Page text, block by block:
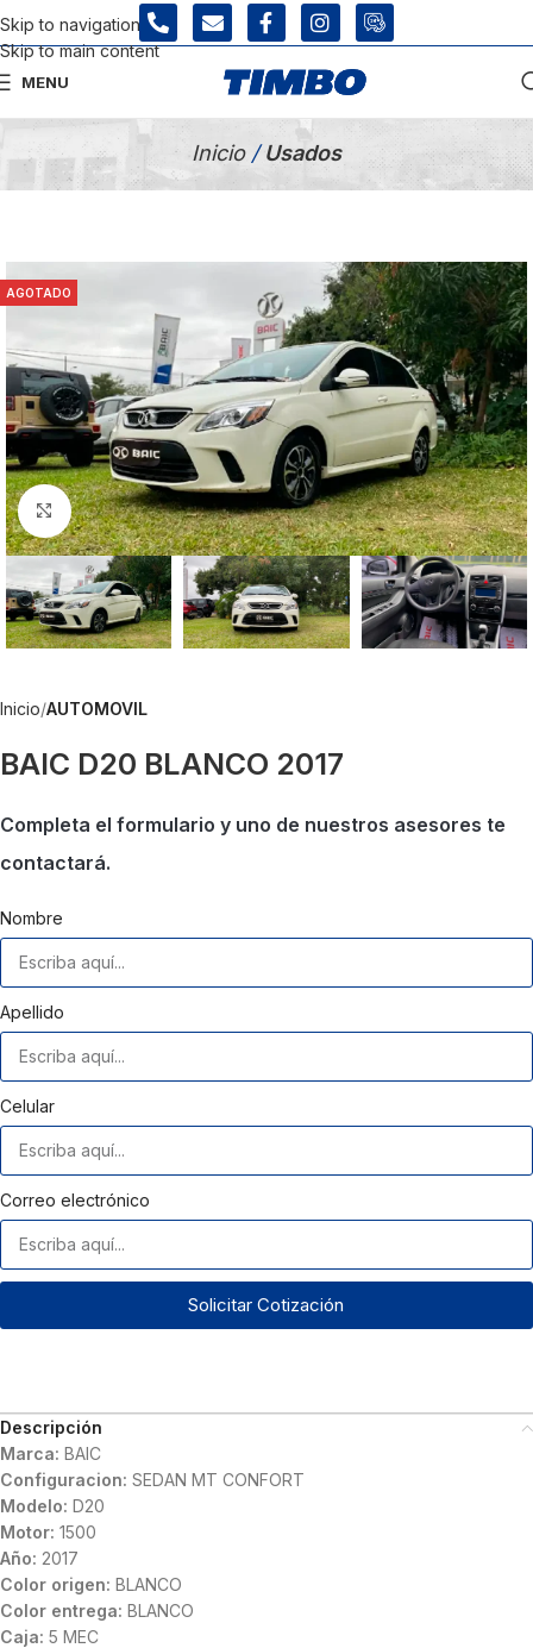
Skip to navigation
Skip to main content
MENU
Tienda Usados
Inicio /Usados
AGOTADO
Click para agrandar
Inicio AUTOMOVIL
BAIC D20 BLANCO 2017
Completa el formulario y uno de nuestros asesores te
contactará.
Nombre
Apellido
Celular
Correo electrónico
Solicitar Cotización
Descripción
Marca: BAIC
Configuracion: SEDAN MT CONFORT
Modelo: D20
Motor: 1500
Año: 2017
Color origen: BLANCO
Color entrega: BLANCO
Caja: 5 MEC